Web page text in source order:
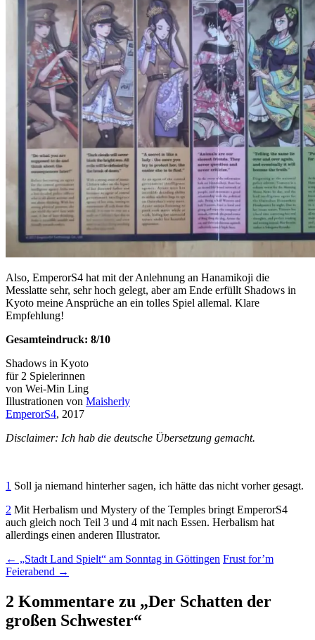
Also, EmperorS4 hat mit der Anlehnung an Hanamikoji die
Messlatte sehr, sehr hoch gelegt, aber am Ende erfüllt Shadows in
Kyoto meine Ansprüche an ein tolles Spiel allemal. Klare
Empfehlung!
Gesamteindruck: 8/10
Shadows in Kyoto
für 2 Spielerinnen
von Wei-Min Ling
Illustrationen von Maisherly
EmperorS4, 2017
Disclaimer: Ich hab die deutsche Übersetzung gemacht.
1 Soll ja niemand hinterher sagen, ich hätte das nicht vorher gesagt.
2 Mit Herbalism und Mystery of the Temples bringt EmperorS4
auch gleich noch Teil 3 und 4 mit nach Essen. Herbalism hat
allerdings einen anderen Illustrator.
Beitragsnavigation
← „Stadt Land Spielt“ am Sonntag in Göttingen Frust for’m
Feierabend →
2 Kommentare zu „Der Schatten der
großen Schwester“